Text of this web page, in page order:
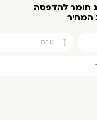
חומר להדפסה
המחיר